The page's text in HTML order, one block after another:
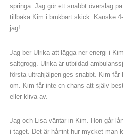
springa. Jag gör ett snabbt överslag
tillbaka Kim i brukbart skick. Kanske
jag!
Jag ber Ulrika att lägga ner energi i
saltgrogg. Ulrika är utbildad
första ultrahjälpen ges snabbt. Kim får
om. Kim får inte en chans att själv
eller kliva av.
Jag och Lisa väntar in Kim. Hon går
i taget. Det är hårfint hur mycket man